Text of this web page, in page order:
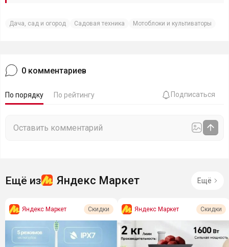
Дача, сад и огород Садовая техника Мотоблоки и культиваторы
0 комментариев
По порядку По рейтингу Подписаться
Ещё из Яндекс Маркет Ещё
Яндекс Маркет Скидки Яндекс Маркет Скидки